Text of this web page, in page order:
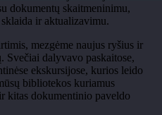
dokumentų skaitmeninimu,
ir aktualizavimu.
mezgėme naujus ryšius ir
Svečiai dalyvavo paskaitose,
ekskursijose, kurios leido
bibliotekos kuriamus
kitas dokumentinio paveldo